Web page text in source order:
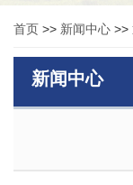
首页 >> 新闻中心 >>
新闻中心